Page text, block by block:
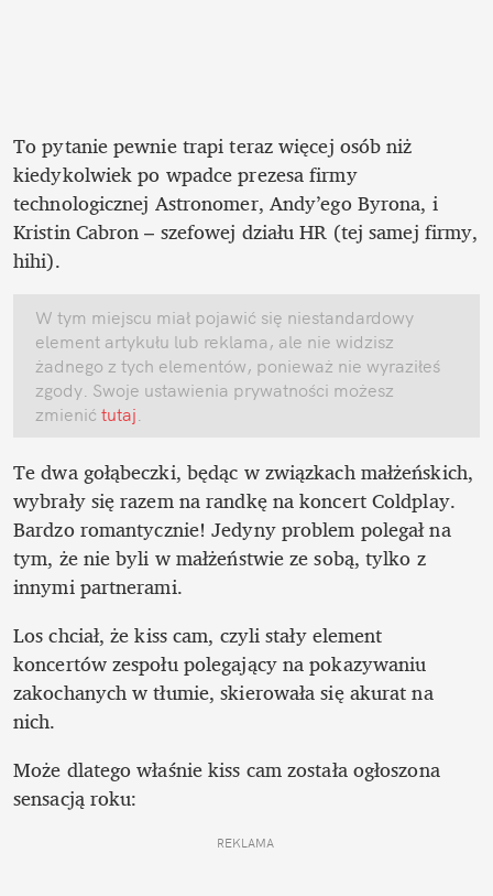
To pytanie pewnie trapi teraz więcej osób niż
kiedykolwiek po wpadce prezesa firmy
technologicznej Astronomer, Andy’ego Byrona, i
Kristin Cabron – szefowej działu HR (tej samej firmy,
hihi).
W tym miejscu miał pojawić się niestandardowy
element artykułu lub reklama, ale nie widzisz
żadnego z tych elementów, ponieważ nie wyraziłeś
zgody. Swoje ustawienia prywatności możesz
zmienić tutaj.
Te dwa gołąbeczki, będąc w związkach małżeńskich,
wybrały się razem na randkę na koncert Coldplay.
Bardzo romantycznie! Jedyny problem polegał na
tym, że nie byli w małżeństwie ze sobą, tylko z
innymi partnerami.
Los chciał, że kiss cam, czyli stały element
koncertów zespołu polegający na pokazywaniu
zakochanych w tłumie, skierowała się akurat na
Może dlatego właśnie kiss cam została ogłoszona
sensacją roku:
REKLAMA